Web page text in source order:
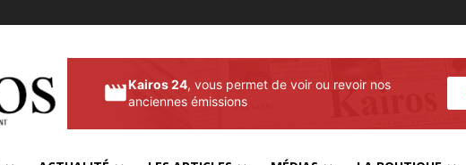
Kairos 24, vous permet de voir ou revoir nos
anciennes émissions